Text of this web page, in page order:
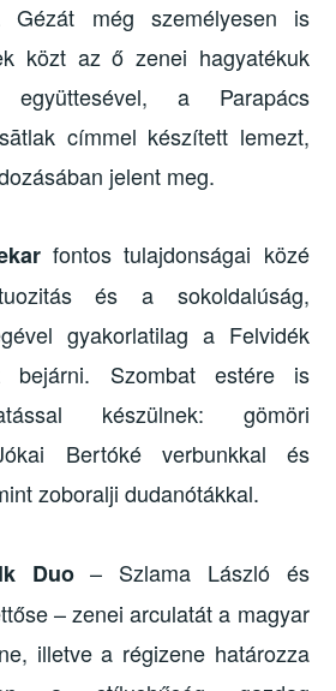
Gézát még személyesen is
közt az ő zenei hagyatékuk
együttesével, a Parapács
címmel készített lemezt,
jelent meg.
fontos tulajdonságai közé
és a sokoldalúság,
gyakorlatilag a Felvidék
bejárni. Szombat estére is
készülnek: gömöri
Bertóké verbunkkal és
zoboralji dudanótákkal.
Duo– Szlama László és
– zenei arculatát a magyar
illetve a régizene határozza